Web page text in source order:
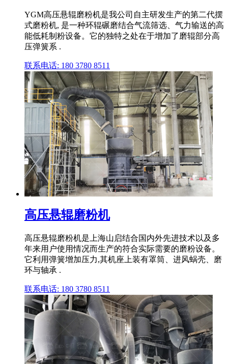
YGM高压悬辊磨粉机是我公司自主研发生产的第二代摆
式磨粉机, 是一种环辊碾磨结合气流筛选、气力输送的高
能低耗制粉设备。它的独特之处在于增加了磨辊部分高
压弹簧系 .
联系电话: 180 3780 8511
高压悬辊磨粉机
高压悬辊磨粉机是上海山启结合国内外先进技术以及多
年来用户使用情况而生产的符合实际需要的磨粉设备。
它利用弹簧增加压力,其机座上装有罩筒、进风蜗壳、磨
环与轴承 .
联系电话: 180 3780 8511